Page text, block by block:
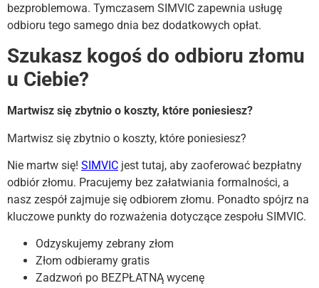
bezproblemowa. Tymczasem SIMVIC zapewnia usługę
odbioru tego samego dnia bez dodatkowych opłat.
Szukasz kogoś do odbioru złomu
u Ciebie?
Martwisz się zbytnio o koszty, które poniesiesz?
Martwisz się zbytnio o koszty, które poniesiesz?
Nie martw się! SIMVIC jest tutaj, aby zaoferować bezpłatny
odbiór złomu. Pracujemy bez załatwiania formalności, a
nasz zespół zajmuje się odbiorem złomu. Ponadto spójrz na
kluczowe punkty do rozważenia dotyczące zespołu SIMVIC.
Odzyskujemy zebrany złom
Złom odbieramy gratis
Zadzwoń po BEZPŁATNĄ wycenę